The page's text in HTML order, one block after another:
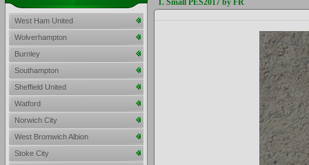
T. Small PES2017 by FR
West Ham United
Wolverhampton
Burnley
Southampton
Sheffield United
Watford
Norwich City
West Bromwich Albion
Stoke City